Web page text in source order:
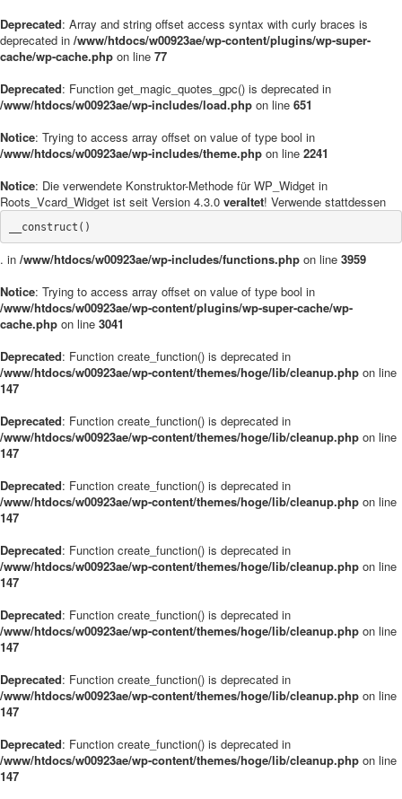
Deprecated: Array and string offset access syntax with curly braces is
deprecated in /www/htdocs/w00923ae/wp-content/plugins/wp-super-
cache/wp-cache.php on line 77
Deprecated: Function get_magic_quotes_gpc() is deprecated in
/www/htdocs/w00923ae/wp-includes/load.php on line 651
Notice: Trying to access array offset on value of type bool in
/www/htdocs/w00923ae/wp-includes/theme.php on line 2241
Notice: Die verwendete Konstruktor-Methode für WP_Widget in
Roots_Vcard_Widget ist seit Version 4.3.0 veraltet! Verwende stattdessen
__construct()
. in /www/htdocs/w00923ae/wp-includes/functions.php on line 3959
Notice: Trying to access array offset on value of type bool in
/www/htdocs/w00923ae/wp-content/plugins/wp-super-cache/wp-
cache.php on line 3041
Deprecated: Function create_function() is deprecated in
/www/htdocs/w00923ae/wp-content/themes/hoge/lib/cleanup.php on line
147
Deprecated: Function create_function() is deprecated in
/www/htdocs/w00923ae/wp-content/themes/hoge/lib/cleanup.php on line
147
Deprecated: Function create_function() is deprecated in
/www/htdocs/w00923ae/wp-content/themes/hoge/lib/cleanup.php on line
147
Deprecated: Function create_function() is deprecated in
/www/htdocs/w00923ae/wp-content/themes/hoge/lib/cleanup.php on line
147
Deprecated: Function create_function() is deprecated in
/www/htdocs/w00923ae/wp-content/themes/hoge/lib/cleanup.php on line
147
Deprecated: Function create_function() is deprecated in
/www/htdocs/w00923ae/wp-content/themes/hoge/lib/cleanup.php on line
147
Deprecated: Function create_function() is deprecated in
/www/htdocs/w00923ae/wp-content/themes/hoge/lib/cleanup.php on line
147